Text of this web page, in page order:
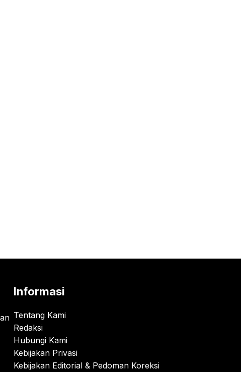
Informasi
Tentang Kami
Redaksi
Hubungi Kami
Kebijakan Privasi
Kebijakan Editorial & Pedoman Koreksi